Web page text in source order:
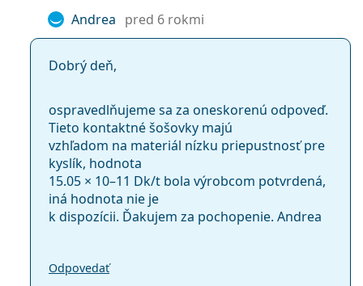
Andrea pred 6 rokmi
Dobrý deň,
ospravedlňujeme sa za oneskorenú odpoveď.
Tieto kontaktné šošovky majú
vzhľadom na materiál nízku priepustnosť pre
kyslík, hodnota
15.05 × 10–11 Dk/t bola výrobcom potvrdená,
iná hodnota nie je
k dispozícii. Ďakujem za pochopenie. Andrea
Odpovedať